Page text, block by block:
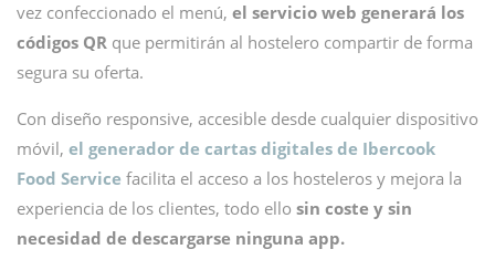
vez confeccionado el menú, el servicio web generará los
códigos QR que permitirán al hostelero compartir de forma
segura su oferta.
Con diseño responsive, accesible desde cualquier dispositivo
móvil, el generador de cartas digitales de Ibercook
Food Service facilita el acceso a los hosteleros y mejora la
experiencia de los clientes, todo ello sin coste y sin
necesidad de descargarse ninguna app.